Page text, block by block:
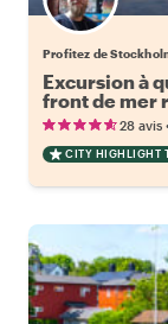
Profitez de
Excursion à
front de mer
28 avis
CITY HIGHLIGHT